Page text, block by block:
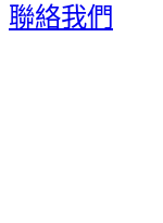
聯絡我們